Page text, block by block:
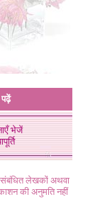
पढ़ें
भेजें
संबंधित लेखकों अथवा
की अनुमति नहीं